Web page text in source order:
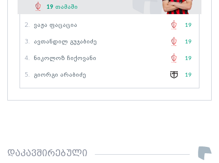
19 თამაში
2. Ვაჟა Ფაცაცია 19
3. Ავთანდილ Გუჯაბიძე 19
4. Ნიკოლოზ Ჩიქოვანი 19
5. Გიორგი Არაბიძე 19
დაკავშირებული